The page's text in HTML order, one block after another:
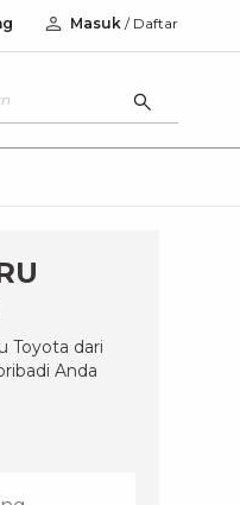
Masuk / Daftar
Toyota dari
Anda